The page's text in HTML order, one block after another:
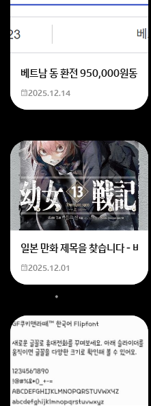
정시 알바 병행은 가능하
수능은 장기전이라 알
공부 루틴 먼저 잡으셔
베트남 동 환전 950,000원동 한
2025.12.14
일본 만화 제목을 찾습니다 - 비
2025.12.01